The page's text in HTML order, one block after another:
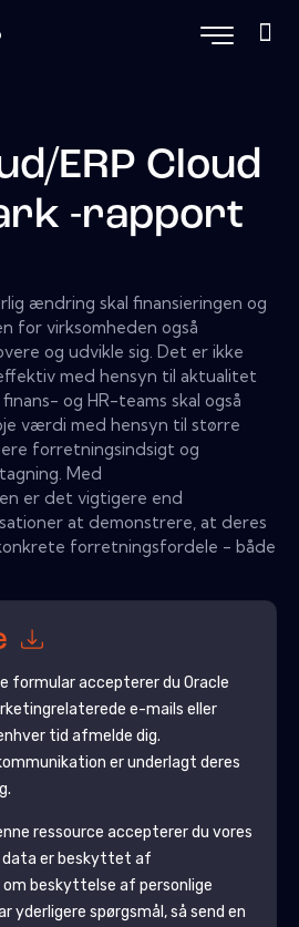
ERP Cloud
-rapport
ændring skal finansieringen og
for virksomheden også
og udvikle sig. Det er ikke
med hensyn til aktualitet
og HR-teams skal også
værdi med hensyn til større
forretningsindsigt og
Med
er det vigtigere end
at demonstrere, at deres
forretningsfordele - både
formular accepterer du Oracle
e-mails eller
tid afmelde dig.
er underlagt deres
ressource accepterer du vores
data er beskyttet af
om beskyttelse af personlige
yderligere spørgsmål, så send en